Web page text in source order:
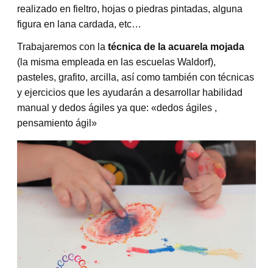
realizado en fieltro, hojas o piedras pintadas, alguna
figura en lana cardada, etc…
Trabajaremos con la técnica de la acuarela mojada
(la misma empleada en las escuelas Waldorf),
pasteles, grafito, arcilla, así como también con técnicas
y ejercicios que les ayudarán a desarrollar habilidad
manual y dedos ágiles ya que: «dedos ágiles ,
pensamiento ágil»